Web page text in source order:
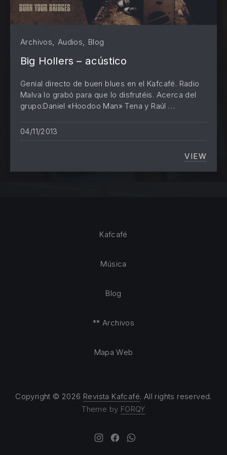
Archivos, Audios, Blog
Big Hollers – acústico
Genial directo de buen blues en el Kafcafé. Radio
Malva lo grabó para que lo disfrutéis. Acerca del
grupo:Daniel «Hoodoo Man» Tena y Raúl …
04/11/2013
VIEW
BIG
Copyright © 2026 Revista Kafcafé. All rights reserved.
Theme by FORQY
Kafcafé
Música
Blog
** Archivos
Mapa Web
New Window
New Window
New Window